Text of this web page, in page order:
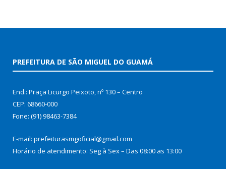
PREFEITURA DE SÃO MIGUEL DO GUAMÁ
End.: Praça Licurgo Peixoto, nº 130 – Centro
CEP: 68660-000
Fone: (91) 98463-7384
E-mail: prefeiturasmgoficial@gmail.com
Horário de atendimento: Seg à Sex – Das 08:00 as 13:00